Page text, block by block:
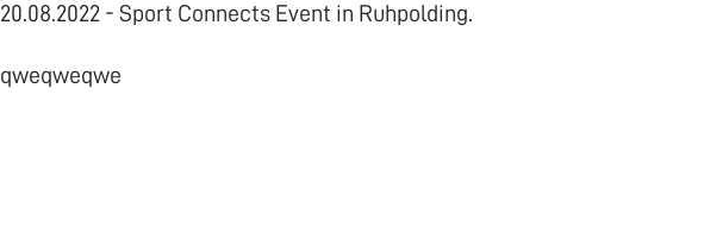
20.08.2022 - Sport Connects Event in Ruhpolding.
qweqweqwe